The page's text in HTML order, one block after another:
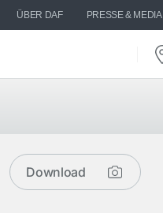
ÜBER DAF PRESSE & MEDIA
Download